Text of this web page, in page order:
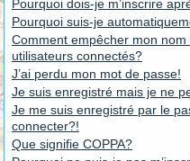
Pourquoi dois-je m’inscrire
Pourquoi suis-je
Comment empêcher mon
utilisateurs connectés?
J’ai perdu mon mot de passe!
Je suis enregistré mais je ne
Je me suis enregistré par le
connecter?!
Que signifie COPPA?